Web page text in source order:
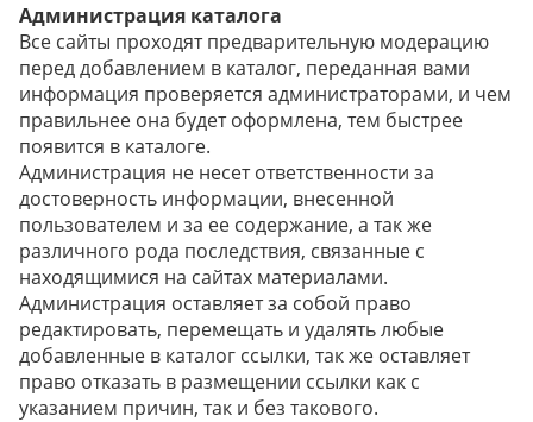
Администрация каталога
Все сайты проходят предварительную модерацию
перед добавлением в каталог, переданная вами
информация проверяется администраторами, и чем
правильнее она будет оформлена, тем быстрее
появится в каталоге.
Администрация не несет ответственности за
достоверность информации, внесенной
пользователем и за ее содержание, а так же
различного рода последствия, связанные с
находящимися на сайтах материалами.
Администрация оставляет за собой право
редактировать, перемещать и удалять любые
добавленные в каталог ссылки, так же оставляет
право отказать в размещении ссылки как с
указанием причин, так и без такового.